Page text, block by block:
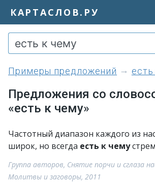
КАРТАСЛОВ.РУ
примеры предложений
Предложения со
«есть к чему»
Частотный диапазон каждого из
широк, но всегда есть к чему
Группа авторов, Снятие порчи и сглаза
Молитвы и заговоры, 2011